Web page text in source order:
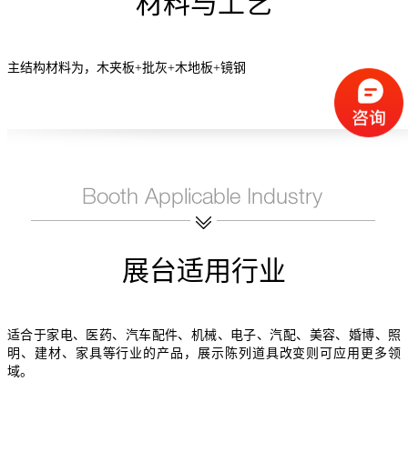
主结构材料为，木夹板+批灰+木地板+镜钢
展台适用行业
适合于家电、医药、汽车配件、机械、电子、汽配、美容、婚博、照
明、建材、家具等行业的产品，展示陈列道具改变则可应用更多领
域。